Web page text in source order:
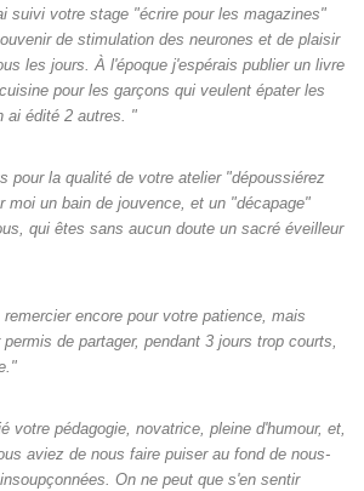
suivi votre stage "écrire pour les magazines"
de stimulation des neurones et de plaisir
les jours. À l'époque j'espérais publier un livre
pour les garçons qui veulent épater les
ai édité 2 autres. "
pour la qualité de votre atelier "dépoussiérez
moi un bain de jouvence, et un "décapage"
qui êtes sans aucun doute un sacré éveilleur
encore pour votre patience, mais
de partager, pendant 3 jours trop courts,
votre pédagogie, novatrice, pleine d'humour, et,
aviez de nous faire puiser au fond de nous-
On ne peut que s'en sentir